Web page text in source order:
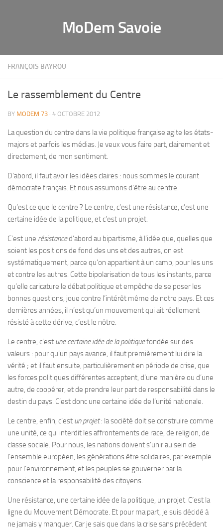
MoDem Savoie
FRANÇOIS BAYROU
Le rassemblement du Centre
BY MODEM 73 · 4 OCTOBRE 2012
La question du centre dans la vie politique française agite les états-
majors et parfois les médias. Je veux vous faire part, clairement et
directement, de mon sentiment.
D’abord, il faut avoir les idées claires : nous sommes le courant
démocrate français. Et nous assumons d’être au centre.
Qu’est ce que le centre ? Le centre, c’est une résistance, c’est une
certaine idée de la politique, et c’est un projet.
C’est une résistanced’abord au bipartisme, à l’idée que, quelles que
soient les positions de fond des uns et des autres, on est
systématiquement, parce qu’on appartient à un camp, pour les uns
et contre les autres. Cette bipolarisation de tous les instants, parce
qu’elle caricature le débat politique et empêche de se poser les
bonnes questions, joue contre l’intérêt même de notre pays. Et ces
dernières années, il n’est qu’un mouvement qui ait réellement
résisté à cette dérive, c’est le nôtre.
Le centre, c’est une certaine idée de la politiquefondée sur des
valeurs : pour qu’un pays avance, il faut premièrement lui dire la
vérité ; et il faut ensuite, particulièrement en période de crise, que
les forces politiques différentes acceptent, d’une manière ou d’une
autre, de coopérer, et de prendre leur part de responsabilité dans le
destin du pays. C’est donc une certaine idée de l’unité nationale.
Le centre, enfin, c’est un projet: la société doit se construire comme
une unité, ce qui interdit les affrontements de race, de religion, de
classe sociale. Pour nous, les nations doivent s’unir au sein de
l’ensemble européen, les générations être solidaires, par exemple
pour l’environnement, et les peuples se gouverner par la
conscience et la responsabilité des citoyens.
Une résistance, une certaine idée de la politique, un projet. C’est la
ligne du Mouvement Démocrate. Et pour ma part, je suis décidé à
ne jamais y manquer. Car je sais que dans la crise sans précédent